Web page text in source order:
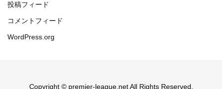
投稿フィード
コメントフィード
WordPress.org
Copyright © premier-league.net All Rights Reserved.